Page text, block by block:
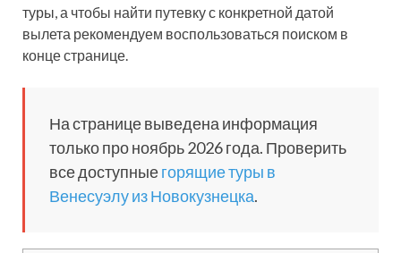
туры, а чтобы найти путевку с конкретной датой
вылета рекомендуем воспользоваться поиском в
конце странице.
На странице выведена информация
только про ноябрь 2026 года. Проверить
все доступныегорящие туры в
Венесуэлу из Новокузнецка.